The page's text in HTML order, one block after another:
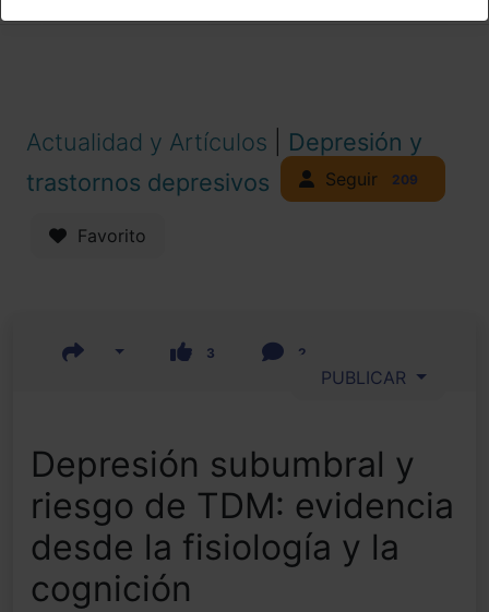
Actualidad y Artículos
Depresión y
trastornos depresivos
Seguir 209
Favorito
3 2
PUBLICAR
Depresión subumbral y
riesgo de TDM: evidencia
desde la fisiología y la
cognición